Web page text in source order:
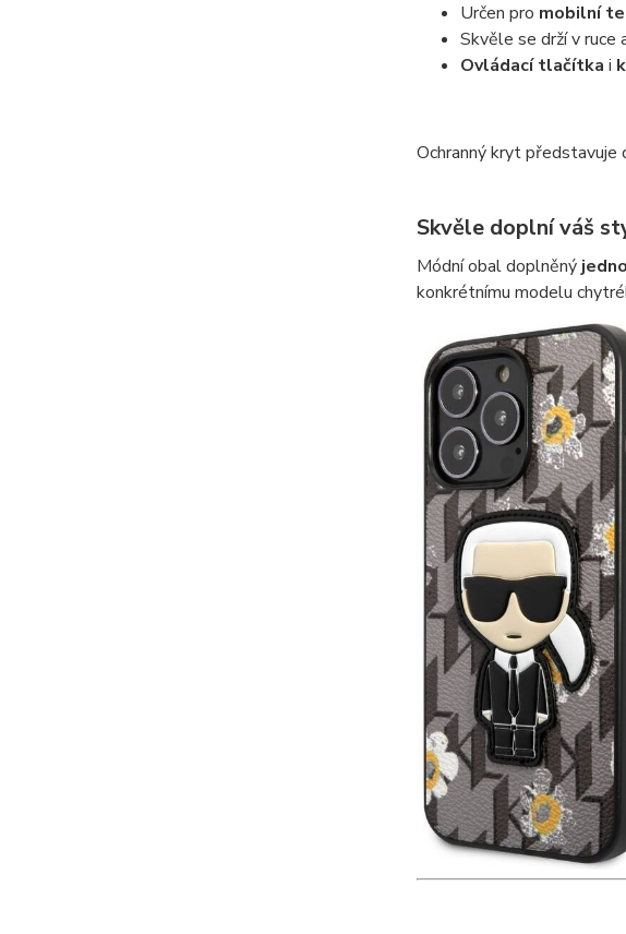
Určen pro mobilní
Skvěle se drží v ruce
Ovládací tlačítka i
Ochranný kryt představuje
Skvěle doplní váš
Módní obal doplněný
konkrétnímu modelu